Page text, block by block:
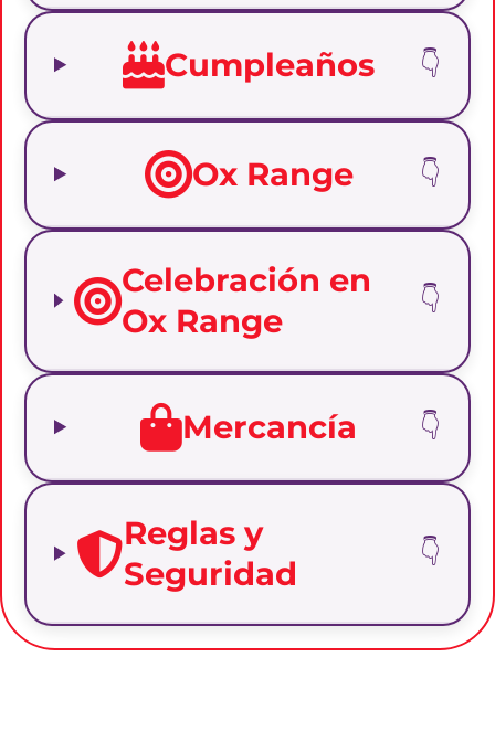
Cumpleaños
Ox Range
Celebración en
Ox Range
Mercancía
Reglas y
Seguridad